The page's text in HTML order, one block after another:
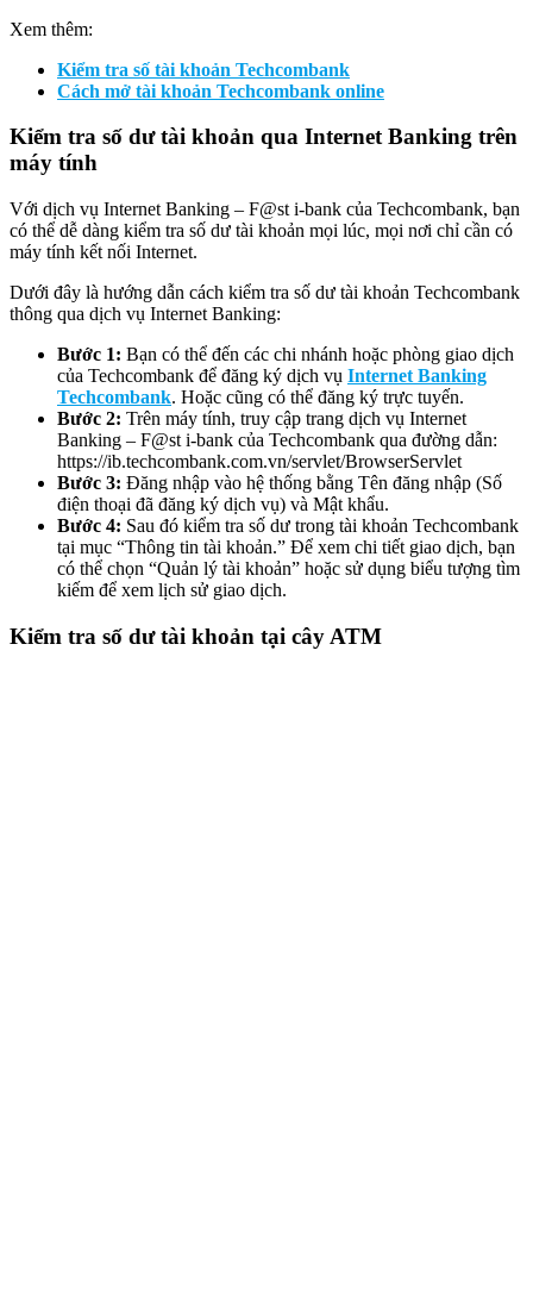
Xem thêm:
Kiểm tra số tài khoản Techcombank
Cách mở tài khoản Techcombank online
Kiểm tra số dư tài khoản qua Internet Banking trên
máy tính
Với dịch vụ Internet Banking – F@st i-bank của Techcombank, bạn
có thể dễ dàng kiểm tra số dư tài khoản mọi lúc, mọi nơi chỉ cần có
máy tính kết nối Internet.
Dưới đây là hướng dẫn cách kiểm tra số dư tài khoản Techcombank
thông qua dịch vụ Internet Banking:
Bước 1: Bạn có thể đến các chi nhánh hoặc phòng giao dịch
của Techcombank để đăng ký dịch vụ Internet Banking
Techcombank. Hoặc cũng có thể đăng ký trực tuyến.
Bước 2: Trên máy tính, truy cập trang dịch vụ Internet
Banking – F@st i-bank của Techcombank qua đường dẫn:
https://ib.techcombank.com.vn/servlet/BrowserServlet
Bước 3: Đăng nhập vào hệ thống bằng Tên đăng nhập (Số
điện thoại đã đăng ký dịch vụ) và Mật khẩu.
Bước 4: Sau đó kiểm tra số dư trong tài khoản Techcombank
tại mục “Thông tin tài khoản.” Để xem chi tiết giao dịch, bạn
có thể chọn “Quản lý tài khoản” hoặc sử dụng biểu tượng tìm
kiếm để xem lịch sử giao dịch.
Kiểm tra số dư tài khoản tại cây ATM